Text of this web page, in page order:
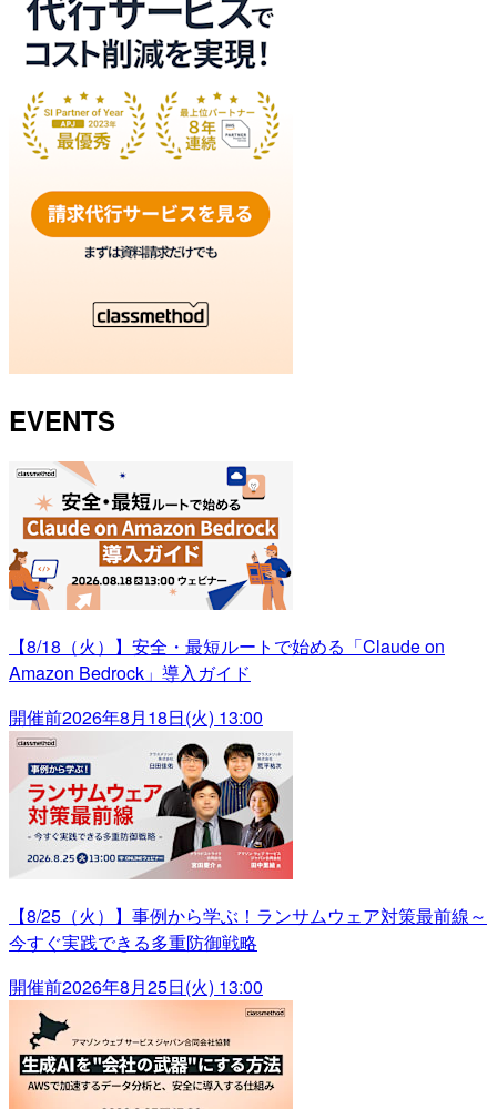
EVENTS
【8/18（火）】安全・最短ルートで始める「Claude on
Amazon Bedrock」導入ガイド
開催前2026年8月18日(火) 13:00
【8/25（火）】事例から学ぶ！ランサムウェア対策最前線～
今すぐ実践できる多重防御戦略
開催前2026年8月25日(火) 13:00